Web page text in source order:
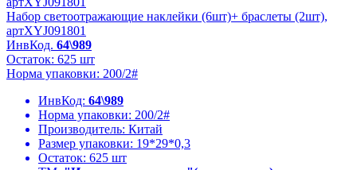
Набор светоотражающие наклейки (6шт)+ браслеты (2шт),
артXYJ091801
ИнвКод. 64\989
Остаток: 625 шт
Норма упаковки: 200/2#
ИнвКод: 64\989
Норма упаковки: 200/2#
Производитель: Китай
Размер упаковки: 19*29*0,3
Остаток: 625 шт